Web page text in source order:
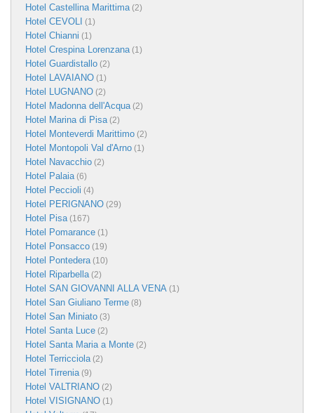
Hotel Castellina Marittima(2)
Hotel CEVOLI (1)
Hotel Chianni (1)
Hotel Crespina Lorenzana(1)
Hotel Guardistallo (2)
Hotel LAVAIANO (1)
Hotel LUGNANO (2)
Hotel Madonna dell'Acqua(2)
Hotel Marina di Pisa(2)
Hotel Monteverdi Marittimo (2)
Hotel Montopoli Val d'Arno (1)
Hotel Navacchio (2)
Hotel Palaia(6)
Hotel Peccioli (4)
Hotel PERIGNANO (29)
Hotel Pisa(167)
Hotel Pomarance (1)
Hotel Ponsacco (19)
Hotel Pontedera(10)
Hotel Riparbella(2)
Hotel SAN GIOVANNI ALLA VENA (1)
Hotel San Giuliano Terme (8)
Hotel San Miniato (3)
Hotel Santa Luce (2)
Hotel Santa Maria a Monte (2)
Hotel Terricciola(2)
Hotel Tirrenia(9)
Hotel VALTRIANO (2)
Hotel VISIGNANO (1)